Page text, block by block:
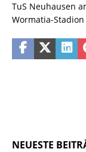
TuS Neuhausen
Wormatia-
NEUESTE